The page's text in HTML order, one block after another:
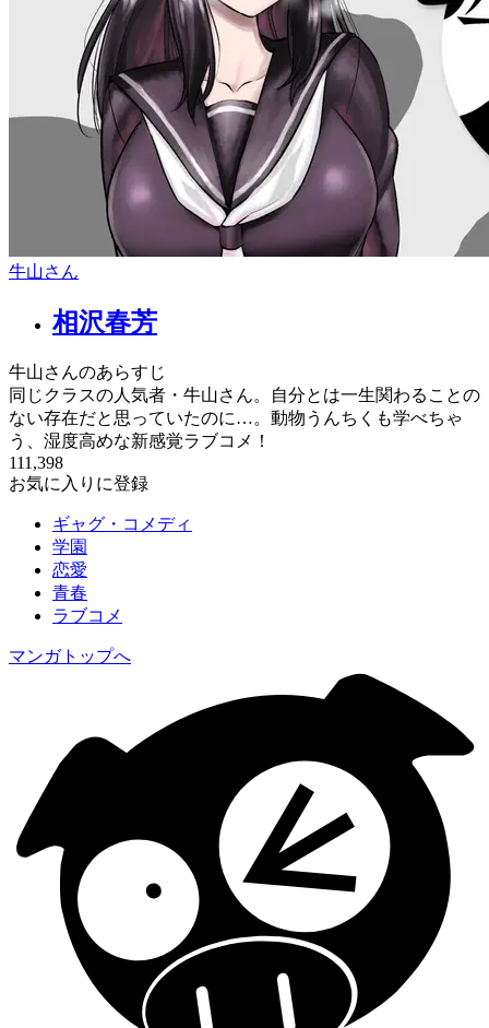
牛山さん
相沢春芳
牛山さんのあらすじ
同じクラスの人気者・牛山さん。自分とは一生関わることの
ない存在だと思っていたのに…。動物うんちくも学べちゃ
う、湿度高めな新感覚ラブコメ！
111,398
お気に入りに登録
ギャグ・コメディ
学園
恋愛
青春
ラブコメ
マンガトップへ